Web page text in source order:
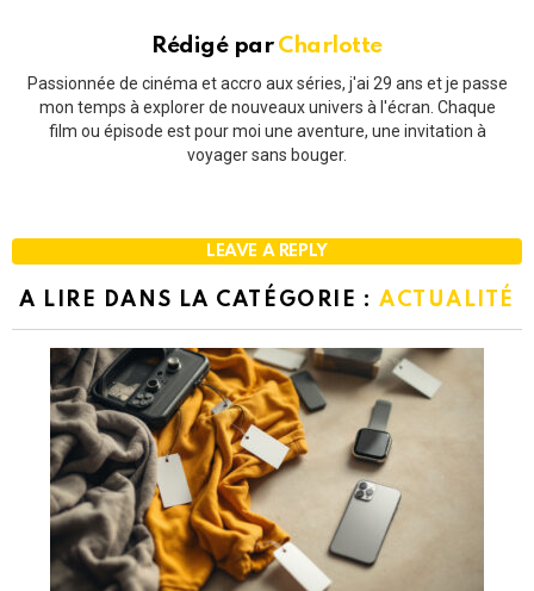
Rédigé par Charlotte
Passionnée de cinéma et accro aux séries, j'ai 29 ans et je passe
mon temps à explorer de nouveaux univers à l'écran. Chaque
film ou épisode est pour moi une aventure, une invitation à
voyager sans bouger.
LEAVE A REPLY
A LIRE DANS LA CATÉGORIE : ACTUALITÉ